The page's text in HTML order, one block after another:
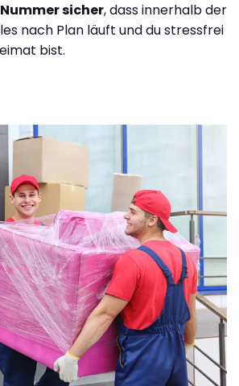
sicher, dass innerhalb der
nach Plan läuft und du stressfrei
bist.